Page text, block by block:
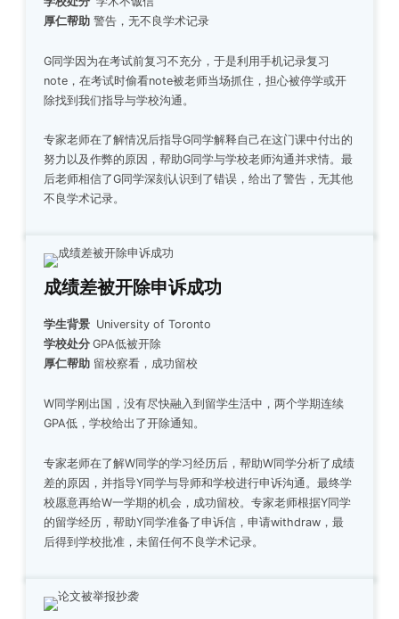
厚仁帮助 警告，无不良学术记录
G同学因为在考试前复习不充分，于是利用手机记录复习
note，在考试时偷看note被老师当场抓住，担心被停学或开
除找到我们指导与学校沟通。
专家老师在了解情况后指导G同学解释自己在这门课中付出的
努力以及作弊的原因，帮助G同学与学校老师沟通并求情。最
后老师相信了G同学深刻认识到了错误，给出了警告，无其他
不良学术记录。
成绩差被开除申诉成功
学生背景 University of Toronto
学校处分GPA低被开除
厚仁帮助 留校察看，成功留校
W同学刚出国，没有尽快融入到留学生活中，两个学期连续
GPA低，学校给出了开除通知。
专家老师在了解W同学的学习经历后，帮助W同学分析了成绩
差的原因，并指导Y同学与导师和学校进行申诉沟通。最终学
校愿意再给W一学期的机会，成功留校。专家老师根据Y同学
的留学经历，帮助Y同学准备了申诉信，申请withdraw，最
后得到学校批准，未留任何不良学术记录。